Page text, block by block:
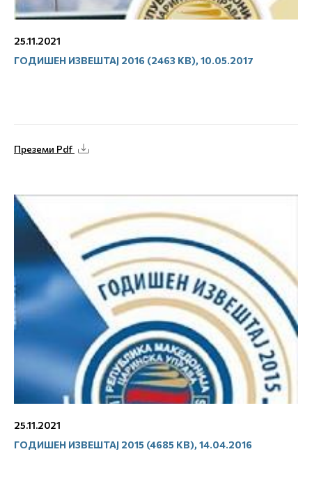
25.11.2021
ГОДИШЕН ИЗВЕШТАЈ 2016 (2463 KB), 10.05.2017
Преземи Pdf
25.11.2021
ГОДИШЕН ИЗВЕШТАЈ 2015 (4685 KB), 14.04.2016